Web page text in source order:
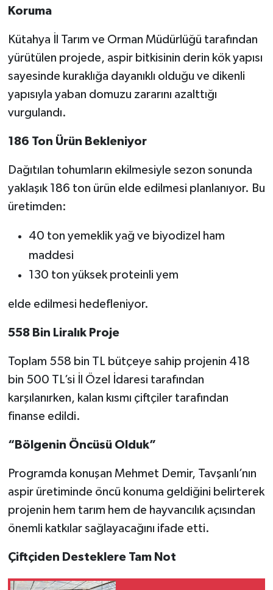
Koruma
Kütahya İl Tarım ve Orman Müdürlüğü tarafından
yürütülen projede, aspir bitkisinin derin kök yapısı
sayesinde kuraklığa dayanıklı olduğu ve dikenli
yapısıyla yaban domuzu zararını azalttığı
vurgulandı.
186 Ton Ürün Bekleniyor
Dağıtılan tohumların ekilmesiyle sezon sonunda
yaklaşık 186 ton ürün elde edilmesi planlanıyor. Bu
üretimden:
40 ton yemeklik yağ ve biyodizel ham
maddesi
130 ton yüksek proteinli yem
elde edilmesi hedefleniyor.
558 Bin Liralık Proje
Toplam 558 bin TL bütçeye sahip projenin 418
bin 500 TL’si İl Özel İdaresi tarafından
karşılanırken, kalan kısmı çiftçiler tarafından
finanse edildi.
“Bölgenin Öncüsü Olduk”
Programda konuşan Mehmet Demir, Tavşanlı’nın
aspir üretiminde öncü konuma geldiğini belirterek
projenin hem tarım hem de hayvancılık açısından
önemli katkılar sağlayacağını ifade etti.
Çiftçiden Desteklere Tam Not